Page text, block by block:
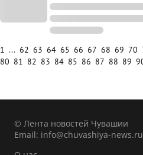
1 ... 62 63 64 65 66 67 68 69 70
80 81 82 83 84 85 86 87 88 89
© Лента новостей Чувашии
Email: info@chuvashiya-news.ru